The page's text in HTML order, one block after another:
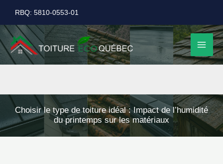
au
contenu
RBQ: 5810-0553-01
Choisir le type de toiture idéal : Impact de l’humidité
du printemps sur les matériaux